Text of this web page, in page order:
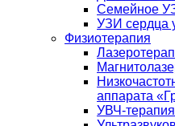
Семейное
УЗИ сердца
Физиотерапия
аппарата
УВЧ-